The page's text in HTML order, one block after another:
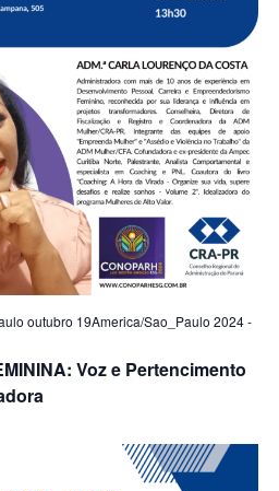
Voz e Pertencimento
outubro 19America/Sao_Paulo 2024 -